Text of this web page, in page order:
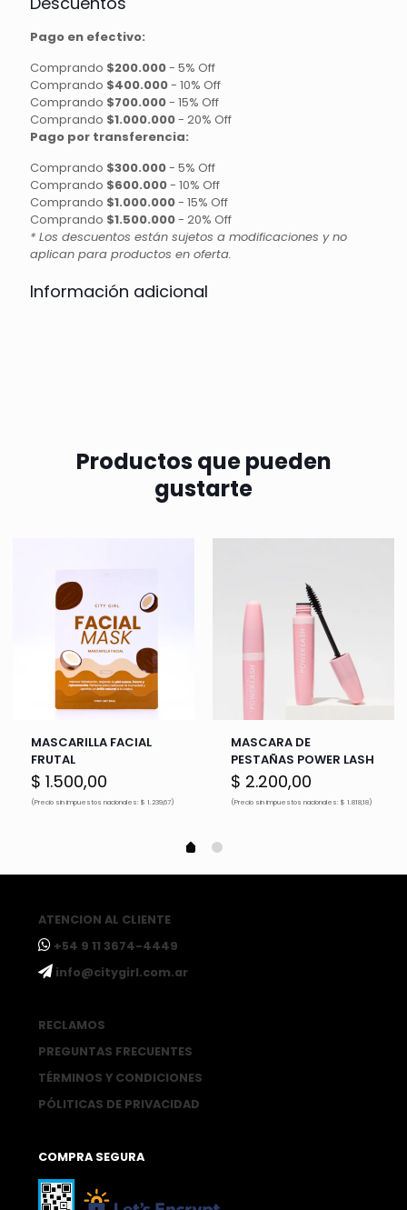
Pago en efectivo:
Comprando $200.000- 5% Off
Comprando $400.000- 10% Off
Comprando $700.000- 15% Off
Comprando $1.000.000- 20% Off
Pago por transferencia:
Comprando $300.000- 5% Off
Comprando $600.000- 10% Off
Comprando $1.000.000- 15% Off
Comprando $1.500.000- 20% Off
* Los descuentos están sujetos a modificaciones y no
aplican para productos en oferta.
Información adicional
Productos que pueden
gustarte
MASCARILLA FACIAL
FRUTAL
$ 1.500,00
(Precio sin impuestos nacionales: $ 1.239,67)
MASCARA DE
PESTAÑAS POWER LASH
$ 2.200,00
(Precio sin impuestos nacionales: $ 1.818,18)
ATENCION AL CLIENTE
ㅤ+54 9 11 3674-4449
ㅤinfo@citygirl.com.ar
RECLAMOS
PREGUNTAS FRECUENTES
TÉRMINOS Y CONDICIONES
PÓLITICAS DE PRIVACIDAD
COMPRA SEGURA